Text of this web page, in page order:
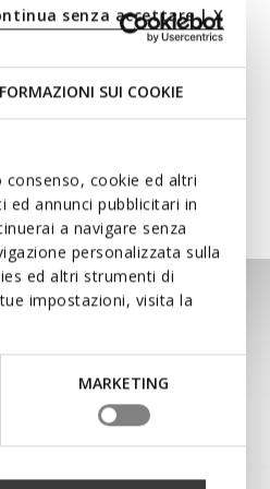
SUI COOKIE
cookie ed altri
annunci pubblicitari in
a navigare senza
personalizzata sulla
ed altri strumenti di
impostazioni, visita la
MARKETING
senza accettare | X